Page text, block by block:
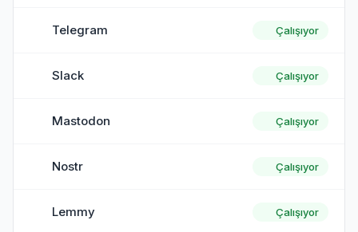
Telegram Çalışıyor
Slack Çalışıyor
Mastodon Çalışıyor
Nostr Çalışıyor
Lemmy Çalışıyor